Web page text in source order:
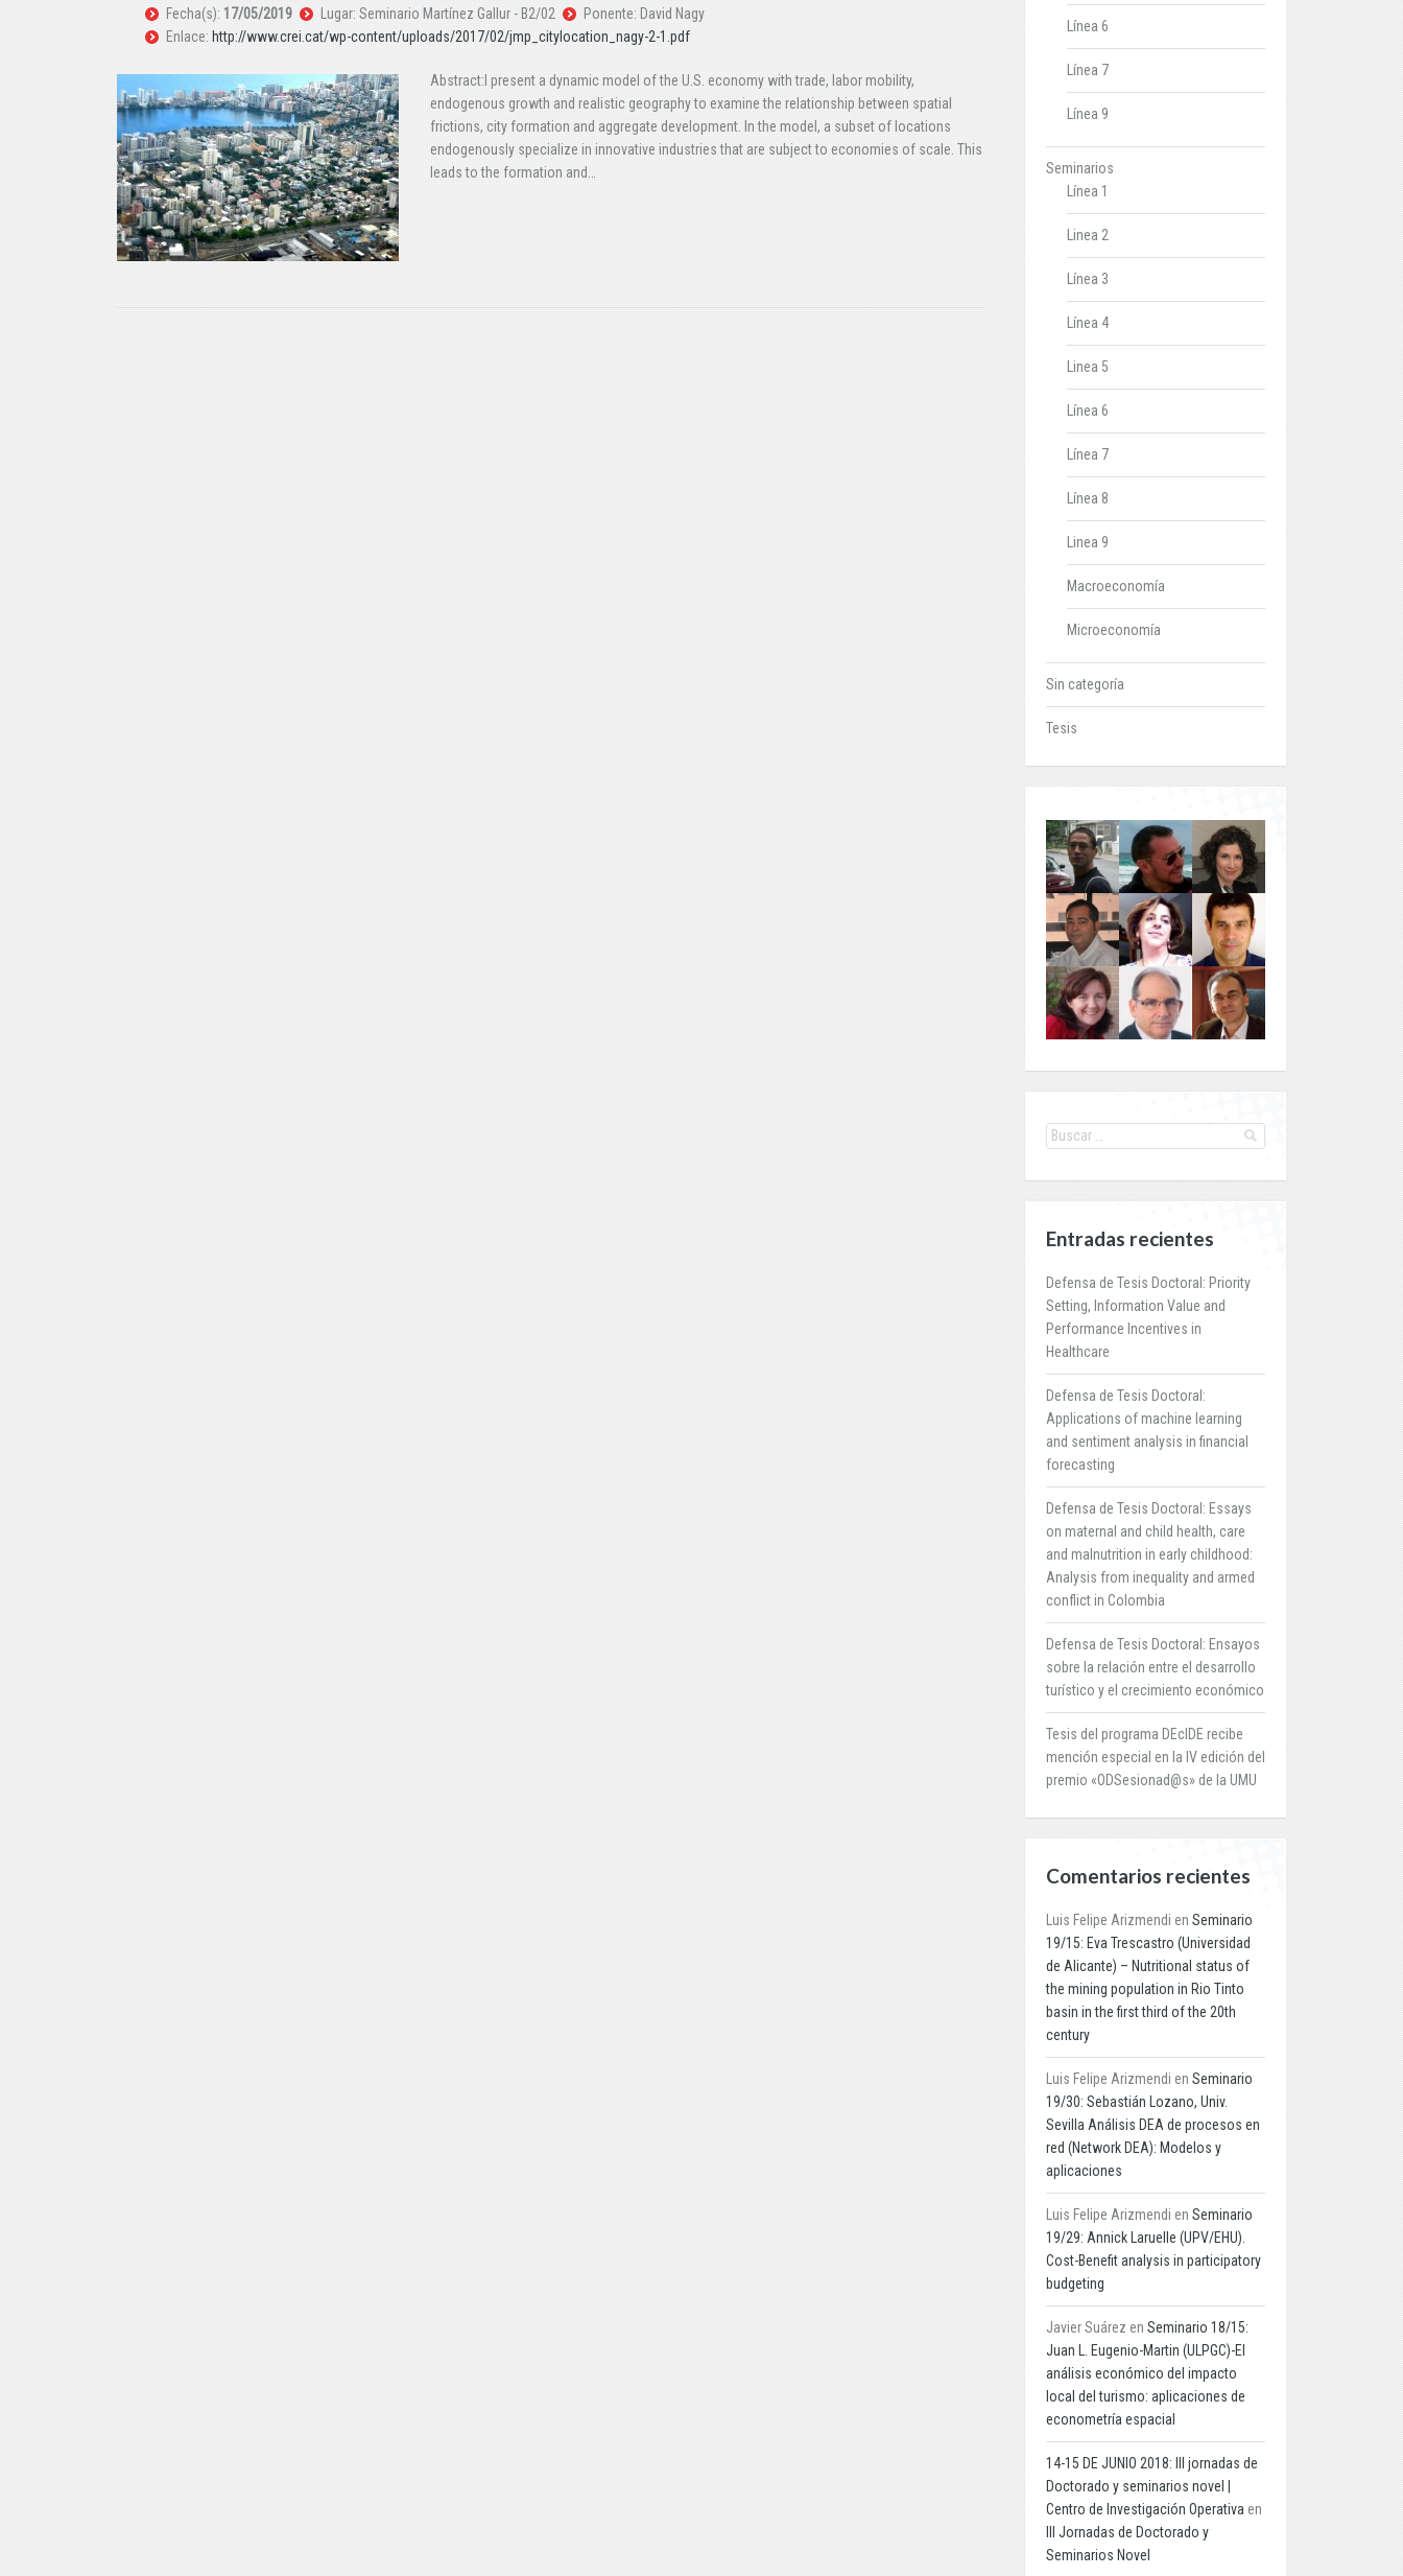
Fecha(s): 17/05/2019 Lugar: Seminario Martínez Gallur - B2/02
Ponente: David Nagy
Enlace: http://www.crei.cat/wp-content/uploads/2017/02/jmp_citylocation_nagy-2-1.pdf
Abstract:I present a dynamic model of the U.S. economy with trade, labor mobility,
endogenous growth and realistic geography to examine the relationship between spatial
frictions, city formation and aggregate development. In the model, a subset of locations
endogenously specialize in innovative industries that are subject to economies of scale. This
leads to the formation and…
Línea 6
Línea 7
Línea 9
Seminarios
Línea 1
Linea 2
Línea 3
Línea 4
Linea 5
Línea 6
Línea 7
Línea 8
Linea 9
Macroeconomía
Microeconomía
Sin categoría
Tesis
Entradas recientes
Defensa de Tesis Doctoral: Priority
Setting, Information Value and
Performance Incentives in
Healthcare
Defensa de Tesis Doctoral:
Applications of machine learning
and sentiment analysis in financial
forecasting
Defensa de Tesis Doctoral: Essays
on maternal and child health, care
and malnutrition in early childhood:
Analysis from inequality and armed
conflict in Colombia
Defensa de Tesis Doctoral: Ensayos
sobre la relación entre el desarrollo
turístico y el crecimiento económico
Tesis del programa DEcIDE recibe
mención especial en la IV edición del
premio «ODSesionad@s» de la UMU
Comentarios recientes
Luis Felipe Arizmendi en Seminario
19/15: Eva Trescastro (Universidad
de Alicante) – Nutritional status of
the mining population in Rio Tinto
basin in the first third of the 20th
century
Luis Felipe Arizmendi en Seminario
19/30: Sebastián Lozano, Univ.
Sevilla Análisis DEA de procesos en
red (Network DEA): Modelos y
aplicaciones
Luis Felipe Arizmendi en Seminario
19/29: Annick Laruelle (UPV/EHU).
Cost-Benefit analysis in participatory
budgeting
Javier Suárez en Seminario 18/15:
Juan L. Eugenio-Martin (ULPGC)-El
análisis económico del impacto
local del turismo: aplicaciones de
econometría espacial
14-15 DE JUNIO 2018: III jornadas de
Doctorado y seminarios novel |
Centro de Investigación Operativa en
III Jornadas de Doctorado y
Seminarios Novel